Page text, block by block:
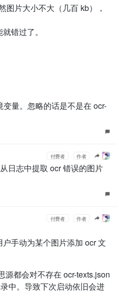
图片大小不大（几百 kb），
错过了。
量。忽略的话是不是在 ocr-
付费者 作者
日志中提取 ocr 错误的图片
付费者 作者
手动为某个图片添加 ocr 文
源都会对不存在 ocr-texts.json
中。导致下次启动依旧会进